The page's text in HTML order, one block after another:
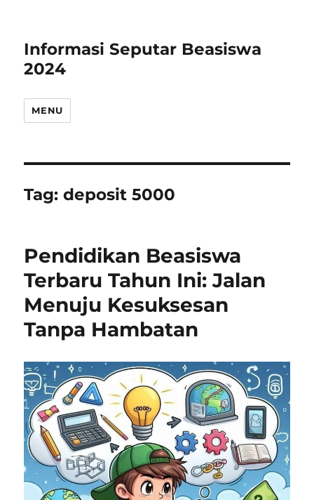
Informasi Seputar Beasiswa
2024
MENU
Tag:deposit 5000
Pendidikan Beasiswa
Terbaru Tahun Ini: Jalan
Menuju Kesuksesan
Tanpa Hambatan